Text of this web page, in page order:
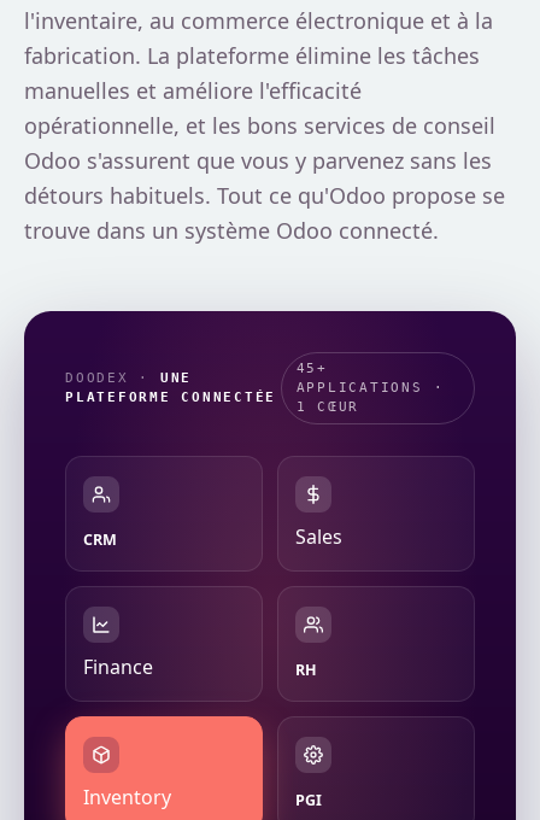
l'inventaire, au commerce électronique et à la
fabrication. La plateforme élimine les tâches
manuelles et améliore l'efficacité
opérationnelle, et les bons services de conseil
Odoo s'assurent que vous y parvenez sans les
détours habituels. Tout ce qu'Odoo propose se
trouve dans un système Odoo connecté.
DOODEX · UNE
PLATEFORME CONNECTÉE
45+
APPLICATIONS ·
1 CŒUR
CRM Sales
Finance RH
Inventory PGI